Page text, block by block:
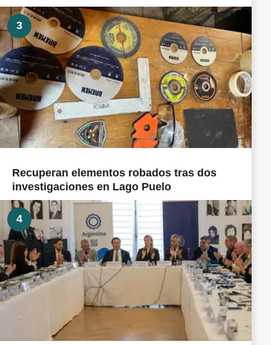
3
Recuperan elementos robados tras dos
investigaciones en Lago Puelo
4